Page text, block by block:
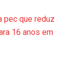
pec que reduz
16 anos em